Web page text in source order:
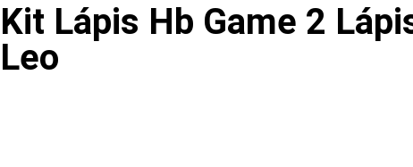
Kit Lápis Hb Game 2
Leo